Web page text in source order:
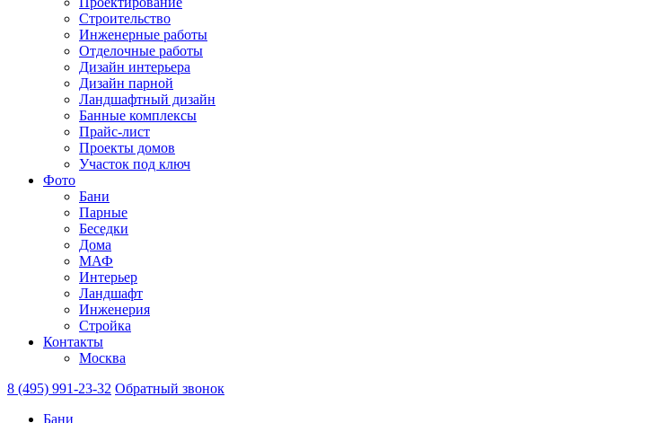
Строительство
Инженерные работы
Отделочные работы
Дизайн интерьера
Дизайн парной
Ландшафтный дизайн
Банные комплексы
Прайс-лист
Проекты домов
Участок под ключ
Фото
Бани
Парные
Беседки
Дома
МАФ
Интерьер
Ландшафт
Инженерия
Стройка
Контакты
Москва
8 (495) 991-23-32 Обратный звонок
Бани